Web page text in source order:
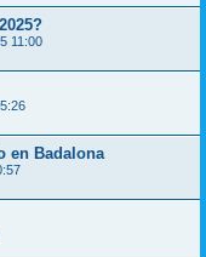
11:00
en Badalona